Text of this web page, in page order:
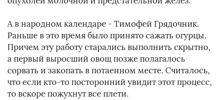
А в народном календаре - Тимофей Грядочник.
Раньше в это время было принято сажать огурцы.
Причем эту работу старались выполнить скрытно,
а первый выросший овощ позже полагалось
сорвать и закопать в потаенном месте. Считалось,
что если кто-то посторонний увидит этот процесс,
то вскоре пожухнут все плети.